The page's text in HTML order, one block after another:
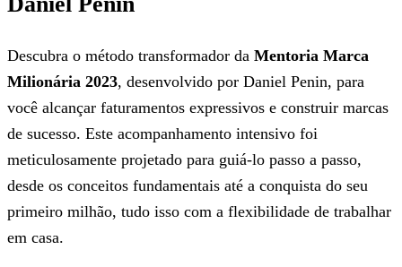
Descubra o método transformador da Mentoria Marca
Milionária 2023, desenvolvido por Daniel Penin, para
você alcançar faturamentos expressivos e construir marcas
de sucesso. Este acompanhamento intensivo foi
meticulosamente projetado para guiá-lo passo a passo,
desde os conceitos fundamentais até a conquista do seu
primeiro milhão, tudo isso com a flexibilidade de trabalhar
em casa.